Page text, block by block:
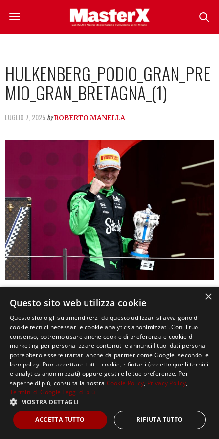
HULKENBERG_PODIO_GRAN_PRE
MIO_GRAN_BRETAGNA_(1)
LUGLIO 7, 2025by ROBERTO MANELLA
Copyright ©2021, MASTERX Tutti i diritti riservati.
×
Questo sito web utilizza cookie
Questo sito o gli strumenti terzi da questo utilizzati si avvalgono di
cookie tecnici necessari e cookie analytics anonimizzati. Con il tuo
consenso, potremo usare anche cookie di preferenza e cookie di
marketing per personalizzare contenuti e annunci.I tuoi dati personali
potrebbero essere trattati anche da partner come Google, secondo le
loro policy. Puoi accettare tutti i cookie, rifiutarli (eccetto quelli tecnici
e analytics anonimizzati) oppure gestire le tue preferenze. Per
saperne di più, consulta la nostra Cookie Policy, Privacy Policy,
Termini di Google Leggi di più
MOSTRA DETTAGLI
ACCETTA TUTTO RIFIUTA TUTTO